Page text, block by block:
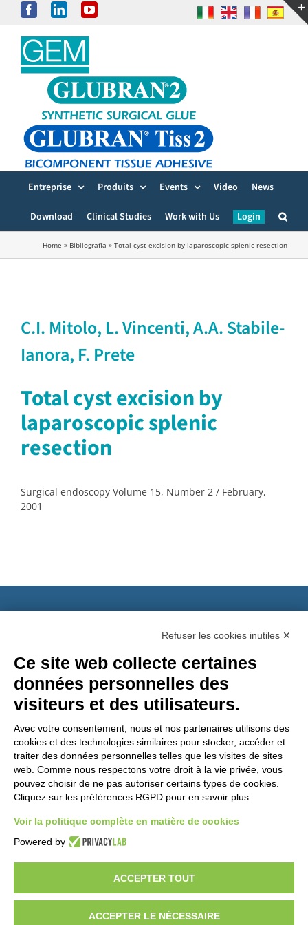
content
FacebookLinkedInYouTube
Entreprise Produits Events Video News
Download Clinical Studies Work with Us Login
Home » Bibliografia » Total cyst excision by laparoscopic splenic resection
C.I. Mitolo, L. Vincenti, A.A. Stabile-
Ianora, F. Prete
Total cyst excision by
laparoscopic splenic
resection
Surgical endoscopy Volume 15, Number 2 / February,
2001
Via dei Campi, 2 –
PO Box 427
Viareggio LU
55049 ITALY
Phone: +39 0584
389784
Fax: +39 0584
397904
info@gemitaly.it
un distributeur
GEM?
Copyright 2012 – 2025 Gem srl | All Rights
Refuser les cookies inutiles ✕
Ce site web collecte certaines
données personnelles des
visiteurs et des utilisateurs.
Avec votre consentement, nous et nos partenaires utilisons des
cookies et des technologies similaires pour stocker, accéder et
traiter des données personnelles telles que les visites de sites
web. Comme nous respectons votre droit à la vie privée, vous
pouvez choisir de ne pas autoriser certains types de cookies.
Cliquez sur les préférences RGPD pour en savoir plus.
Voir la politique complète en matière de cookies
Powered by
ACCEPTER TOUT
ACCEPTER LE NÉCESSAIRE